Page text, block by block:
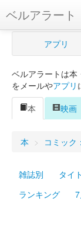
ベルアラート
ベルアラートとは
新規登録
ログイン
Myシェルフ
プレミアム
アプリ
ベルアラートは本
をメールやアプリ
本
映画
本 > コミック
雑誌別 タイ
ランキング